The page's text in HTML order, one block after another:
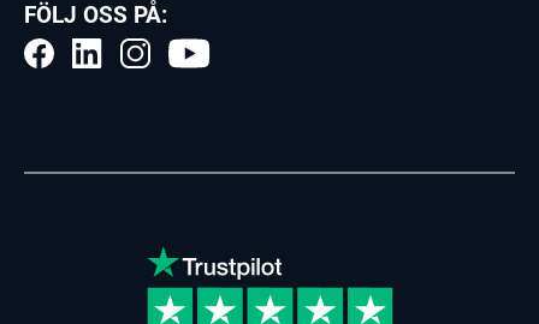
FÖLJ OSS PÅ: